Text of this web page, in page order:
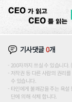
기사댓글0개
200자까지 쓰실 수 있습니
저작권 등 다른 사람의 권리
수 있습니다.
타인에게 불쾌감을 주는 욕
단에 의해 삭제 합니다.